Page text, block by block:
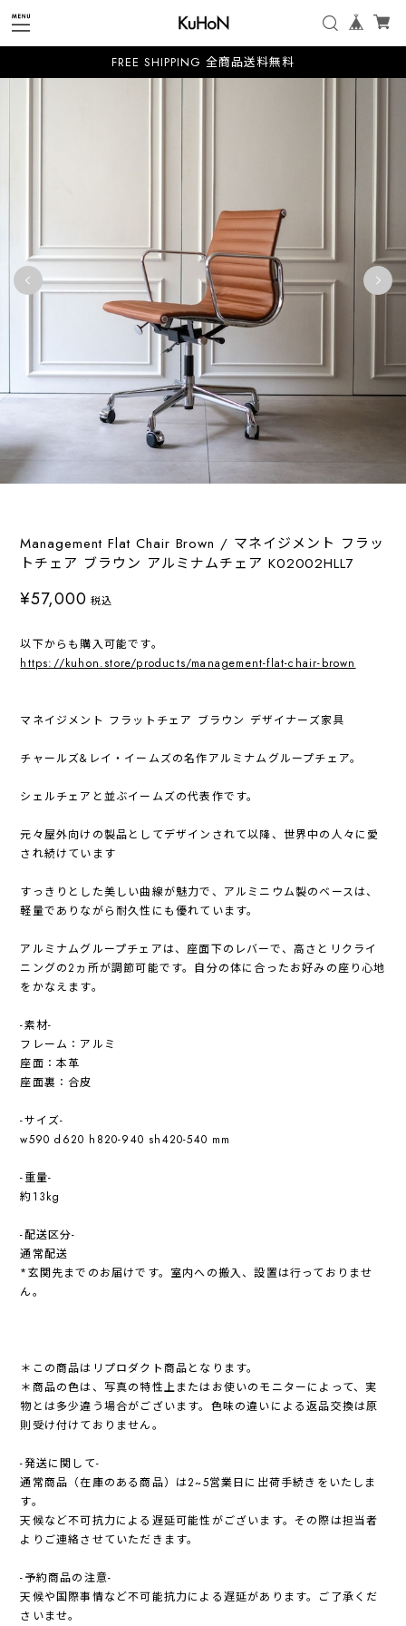
FREE SHIPPING 全商品送料無料
Management Flat Chair Brown / マネイジメント フラッ
トチェア ブラウン アルミナムチェア K02002HLL7
¥57,000 税込
以下からも購入可能です。
https://kuhon.store/products/management-flat-chair-brown
マネイジメント フラットチェア ブラウン デザイナーズ家具
チャールズ&レイ・イームズの名作アルミナムグループチェア。
シェルチェアと並ぶイームズの代表作です。
元々屋外向けの製品としてデザインされて以降、世界中の人々に愛
され続けています
すっきりとした美しい曲線が魅力で、アルミニウム製のベースは、
軽量でありながら耐久性にも優れています。
アルミナムグループチェアは、座面下のレバーで、高さとリクライ
ニングの2ヵ所が調節可能です。自分の体に合ったお好みの座り心地
をかなえます。
-素材-
フレーム：アルミ
座面：本革
座面裏：合皮
-サイズ-
w590 d620 h820-940 sh420-540 mm
-重量-
約13kg
-配送区分-
通常配送
*玄関先までのお届けです。室内への搬入、設置は行っておりませ
ん。
＊この商品はリプロダクト商品となります。
＊商品の色は、写真の特性上またはお使いのモニターによって、実
物とは多少違う場合がございます。色味の違いによる返品交換は原
則受け付けておりません。
-発送に関して-
通常商品（在庫のある商品）は2~5営業日に出荷手続きをいたしま
す。
天候など不可抗力による遅延可能性がございます。その際は担当者
よりご連絡させていただきます。
-予約商品の注意-
天候や国際事情など不可能抗力による遅延があります。ご了承くだ
さいませ。